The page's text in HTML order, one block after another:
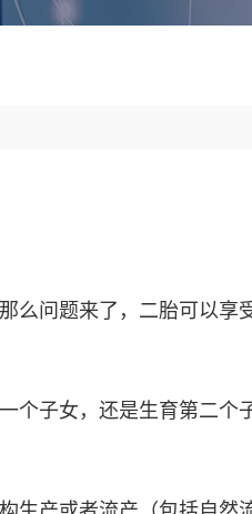
么问题来了，二胎可以享
个子女，还是生育第二个